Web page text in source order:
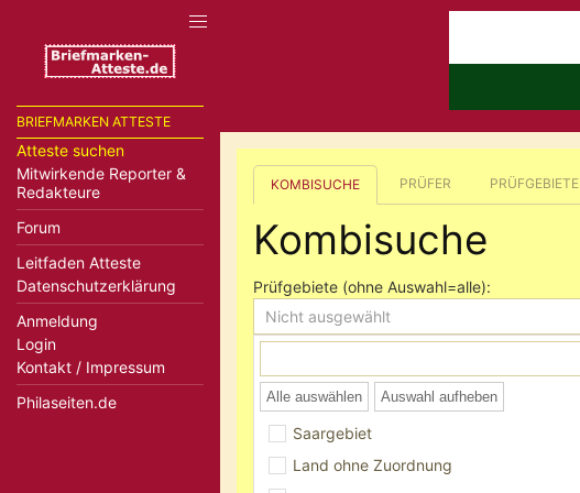
BRIEFMARKEN ATTESTE
Atteste suchen
Mitwirkende Reporter &
Redakteure
Forum
Leitfaden Atteste
Datenschutzerklärung
Anmeldung
Login
Kontakt / Impressum
Philaseiten.de
KOMBISUCHE PRÜFER PRÜFGEBIETE
Kombisuche
Prüfgebiete (ohne Auswahl=alle):
Nicht ausgewählt
Alle auswählen Auswahl aufheben
Saargebiet
Land ohne Zuordnung